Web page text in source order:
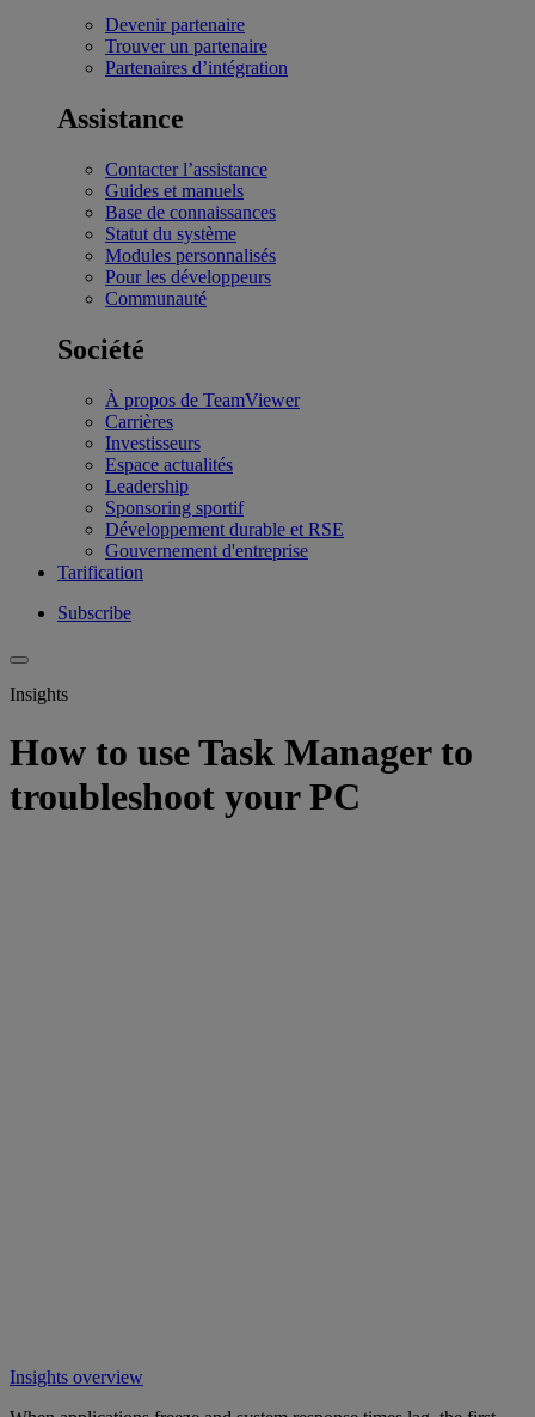
Devenir partenaire
Trouver un partenaire
Partenaires d’intégration
Assistance
Contacter l’assistance
Guides et manuels
Base de connaissances
Statut du système
Modules personnalisés
Pour les développeurs
Communauté
Société
À propos de TeamViewer
Carrières
Investisseurs
Espace actualités
Leadership
Sponsoring sportif
Développement durable et RSE
Gouvernement d'entreprise
Tarification
Subscribe
Insights
How to use Task Manager to
troubleshoot your PC
Insights overview